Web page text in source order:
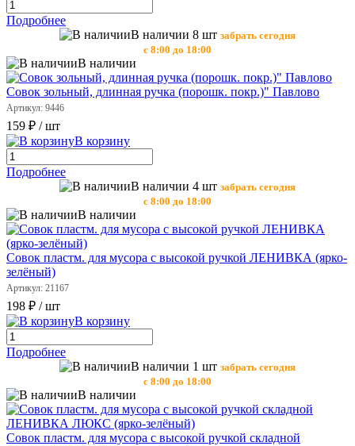
Подробнее
В наличии 8 шт забрать сегодня
с 8:00 до 18:00
В наличии
Совок зольный, длинная ручка (порошк. покр.)" Павлово
Артикул: 9446
159 ₽ / шт
В корзину
Подробнее
В наличии 4 шт забрать сегодня
с 8:00 до 18:00
В наличии
Совок пластм. для мусора с высокой ручкой ЛЕНИВКА (ярко-
зелёный)
Артикул: 21167
198 ₽ / шт
В корзину
Подробнее
В наличии 1 шт забрать сегодня
с 8:00 до 18:00
В наличии
Совок пластм. для мусора с высокой ручкой складной